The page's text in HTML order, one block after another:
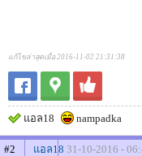
แก้ไขล่าสุดเมื่อ 2016-11-02 21:31:38
แอล18 nampadka
#2 แอล18 31-10-2016 -